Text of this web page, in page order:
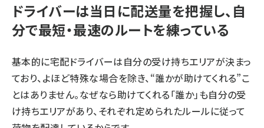
ドライバーは当日に配送量を把握し、自
分で最短・最速のルートを練っている
基本的に宅配ドライバーは自分の受け持ちエリアが決まっ
ており、よほど特殊な場合を除き、“誰かが助けてくれる”こ
とはありません。なぜなら助けてくれる「誰か」も自分の受
け持ちエリアがあり、それぞれ定められたルールに従って